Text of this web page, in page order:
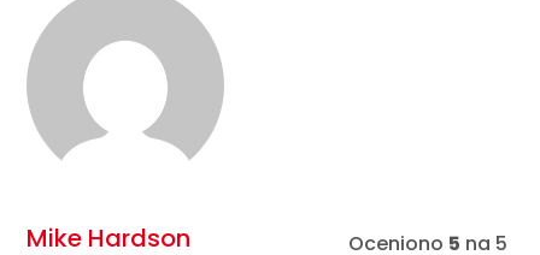
Oceniono 5 na 5
Mike Hardson